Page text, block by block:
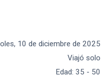
10 de diciembre de 2025
Viajó solo
Edad: 35 - 50